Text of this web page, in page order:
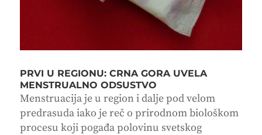
PRVI U REGIONU: CRNA GORA UVELA
MENSTRUALNO ODSUSTVO
Menstruacija je u region i dalje pod velom
predrasuda iako je reč o prirodnom biološkom
procesu koji pogađa polovinu svetskog